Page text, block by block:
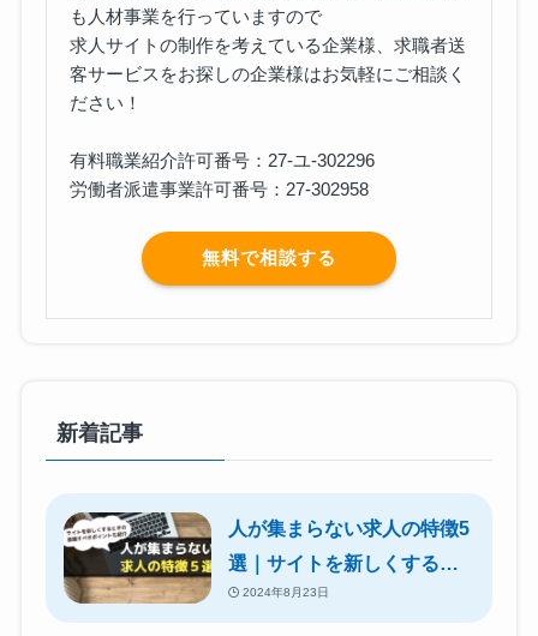
も人材事業を行っていますので
求人サイトの制作を考えている企業様、求職者送
客サービスをお探しの企業様はお気軽にご相談く
ださい！
有料職業紹介許可番号：27-ユ-302296
労働者派遣事業許可番号：27-302958
無料で相談する
新着記事
人が集まらない求人の特徴5
選｜サイトを新しくすると
きの意識すべきポイントも
2024年8月23日